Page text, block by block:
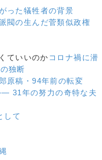
た犠牲者の背景
閥の生んだ菅類似政権
ていいのか コロナ禍に潜
独断
原稿・94年前の転変
31年の努力の奇特な夫
して